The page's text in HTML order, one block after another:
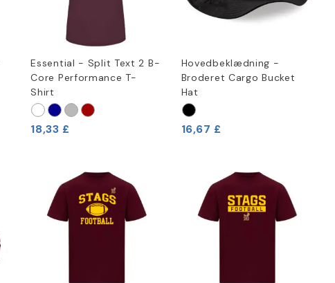
Essential - Split Text 2 B-
Core Performance T-
Shirt
18,33 £
Hovedbeklædning -
Broderet Cargo Bucket
Hat
16,67 £